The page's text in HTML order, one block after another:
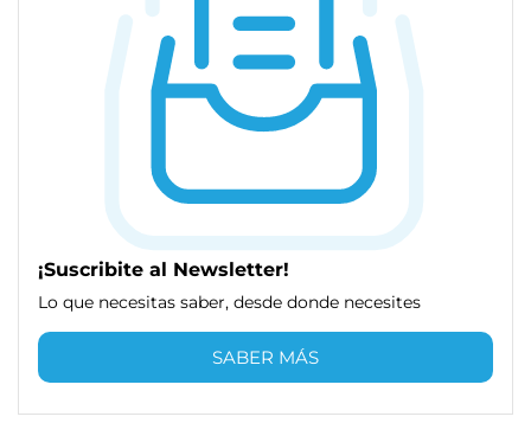
¡Suscribite al Newsletter!
Lo que necesitas saber, desde donde necesites
SABER MÁS